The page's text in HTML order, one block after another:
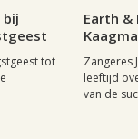
tot
Earth &
Zangeres
leeftijd
van de